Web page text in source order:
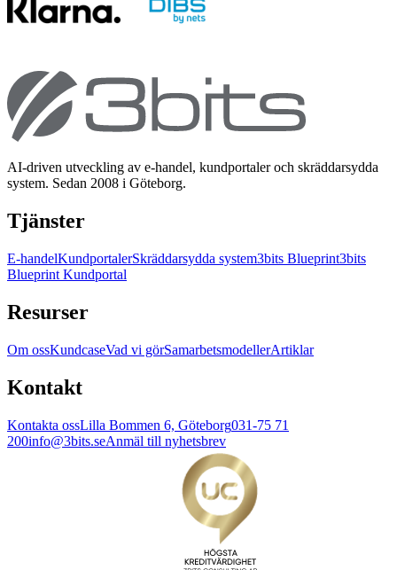
AI-driven utveckling av e-handel, kundportaler och skräddarsydda
system. Sedan 2008 i Göteborg.
Tjänster
E-handelKundportalerSkräddarsydda system3bits Blueprint3bits
Blueprint Kundportal
Resurser
Om ossKundcaseVad vi görSamarbetsmodellerArtiklar
Kontakt
Kontakta ossLilla Bommen 6, Göteborg031-75 71
200info@3bits.seAnmäl till nyhetsbrev